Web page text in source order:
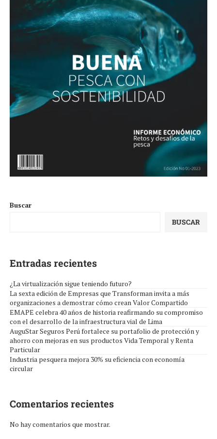
Buscar
BUSCAR
Entradas recientes
¿La virtualización sigue teniendo futuro?
La sexta edición de Empresas que Transforman invita a más
organizaciones a demostrar cómo crean Valor Compartido
EMAPE celebra 40 años de historia reafirmando su compromiso
con el desarrollo de la infraestructura vial de Lima
AuguStar Seguros Perú fortalece su portafolio de protección y
ahorro con mejoras en sus productos Vida Temporal y Renta
Particular
Industria pesquera mejora 30% su eficiencia con economía
circular
Comentarios recientes
No hay comentarios que mostrar.